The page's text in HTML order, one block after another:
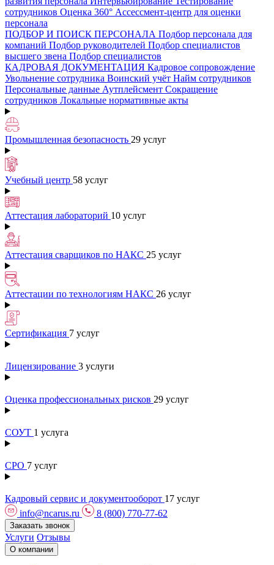
сотрудников Оценка 360° Ассессмент-центр для оценки
персонала
ПОДБОР И ПОИСК ПЕРСОНАЛА Подбор персонала для
компаний Подбор руководителей Подбор специалистов
высшего звена Подбор специалистов
КАДРОВАЯ ДОКУМЕНТАЦИЯ Кадровое сопровождение
Увольнение сотрудника Воинский учёт Найм сотрудников
Персональные данные Аутплейсмент Сокращение
сотрудников Локальные нормативные акты
Промышленная безопасность 29 услуг
Учебный центр 58 услуг
Аттестация лабораторий 10 услуг
Аттестация сварщиков по НАКС 25 услуг
Аттестации по технологиям НАКС 26 услуг
Сертификация 7 услуг
Лицензирование 3 услуги
Оценка профессиональных рисков 29 услуг
СОУТ 1 услуга
СРО 7 услуг
Кадровый сервис и документооборот 17 услуг
info@ncarus.ru
8 (800) 770-77-62
Заказать звонок
Услуги Отзывы
О компании